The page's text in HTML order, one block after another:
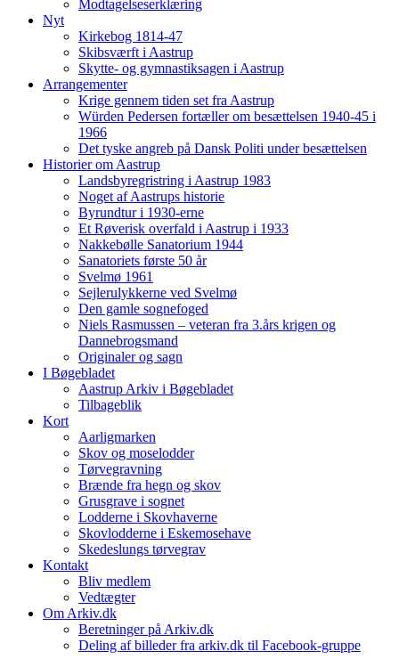
Modtagelseserklæring
Nyt
Kirkebog 1814-47
Skibsværft i Aastrup
Skytte- og gymnastiksagen i Aastrup
Arrangementer
Krige gennem tiden set fra Aastrup
Würden Pedersen fortæller om besættelsen 1940-45 i
1966
Det tyske angreb på Dansk Politi under besættelsen
Historier om Aastrup
Landsbyregristring i Aastrup 1983
Noget af Aastrups historie
Byrundtur i 1930-erne
Et Røverisk overfald i Aastrup i 1933
Nakkebølle Sanatorium 1944
Sanatoriets første 50 år
Svelmø 1961
Sejlerulykkerne ved Svelmø
Den gamle sognefoged
Niels Rasmussen – veteran fra 3.års krigen og
Dannebrogsmand
Originaler og sagn
I Bøgebladet
Aastrup Arkiv i Bøgebladet
Tilbageblik
Kort
Aarligmarken
Skov og moselodder
Tørvegravning
Brænde fra hegn og skov
Grusgrave i sognet
Lodderne i Skovhaverne
Skovlodderne i Eskemosehave
Skedeslungs tørvegrav
Kontakt
Bliv medlem
Vedtægter
Om Arkiv.dk
Beretninger på Arkiv.dk
Deling af billeder fra arkiv.dk til Facebook-gruppe